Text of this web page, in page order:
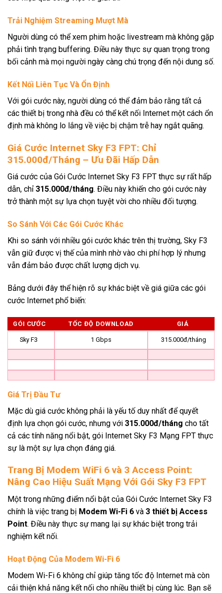
Trải Nghiệm Streaming Mượt Mà
Người dùng có thể xem phim hoặc livestream mà không gặp
phải tình trạng buffering. Điều này thực sự quan trọng trong
bối cảnh mà mọi người ngày càng chú trọng đến nội dung số.
Kết Nối Liên Tục Và Ổn Định
Với gói cước này, người dùng có thể đảm bảo rằng tất cả
các thiết bị trong nhà đều có thể kết nối Internet một cách ổn
định mà không lo lắng về việc bị chậm trễ hay ngắt quãng.
Giá Cước Internet Sky F3 FPT: Chỉ
315.000đ/Tháng – Ưu Đãi Hấp Dẫn
Giá cước của Gói Cước Internet Sky F3 FPT thực sự rất hấp
dẫn, chỉ 315.000đ/tháng. Điều này khiến cho gói cước này
trở thành một sự lựa chọn tuyệt vời cho nhiều đối tượng.
So Sánh Với Các Gói Cước Khác
Khi so sánh với nhiều gói cước khác trên thị trường, Sky F3
vẫn giữ được vị thế của mình nhờ vào chi phí hợp lý nhưng
vẫn đảm bảo được chất lượng dịch vụ.
Bảng dưới đây thể hiện rõ sự khác biệt về giá giữa các gói
cước Internet phổ biến:
GÓI CƯỚC TỐC ĐỘ DOWNLOAD GIÁ
Sky F3 1 Gbps 315.000đ/tháng
Giá Trị Đầu Tư
Mặc dù giá cước không phải là yếu tố duy nhất để quyết
định lựa chọn gói cước, nhưng với 315.000đ/tháng cho tất
cả các tính năng nổi bật, gói Internet Sky F3 Mạng FPT thực
sự là một sự lựa chọn đáng giá.
Trang Bị Modem WiFi 6 và 3 Access Point:
Nâng Cao Hiệu Suất Mạng Với Gói Sky F3 FPT
Một trong những điểm nổi bật của Gói Cước Internet Sky F3
chính là việc trang bị Modem Wi-Fi 6 và 3 thiết bị Access
Point. Điều này thực sự mang lại sự khác biệt trong trải
nghiệm kết nối.
Hoạt Động Của Modem Wi-Fi 6
Modem Wi-Fi 6 không chỉ giúp tăng tốc độ Internet mà còn
cải thiện khả năng kết nối cho nhiều thiết bị cùng lúc. Bạn sẽ